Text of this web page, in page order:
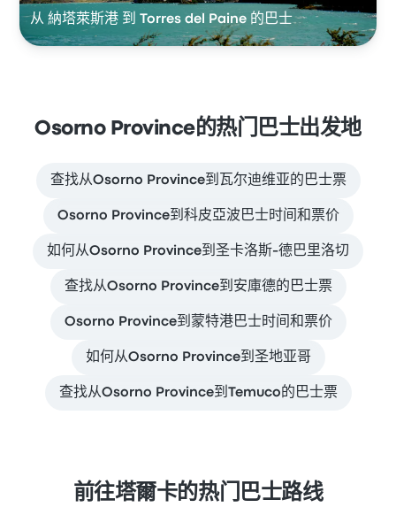
从 納塔萊斯港 到 Torres del Paine 的巴士
Osorno Province的热门巴士出发地
查找从Osorno Province到瓦尔迪维亚的巴士票
Osorno Province到科皮亞波巴士时间和票价
如何从Osorno Province到圣卡洛斯-德巴里洛切
查找从Osorno Province到安庫德的巴士票
Osorno Province到蒙特港巴士时间和票价
如何从Osorno Province到圣地亚哥
查找从Osorno Province到Temuco的巴士票
前往塔爾卡的热门巴士路线